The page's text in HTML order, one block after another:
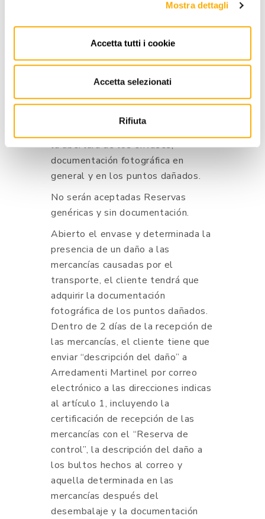
Mostra dettagli
Accetta tutti i cookie
Accetta selezionati
Rifiuta
, el cliente tiene que
“reserva de control” declarándolo
personalmente y detalladamente,
en forma escrita y en todas las
copias de los recibos de la entrega,
el daño externo de los bultos
la abertura de los envases,
documentación fotográfica en
general y en los puntos dañados.
No serán aceptadas Reservas
genéricas y sin documentación.
Abierto el envase y determinada la
presencia de un daño a las
mercancías causadas por el
transporte, el cliente tendrá que
adquirir la documentación
fotográfica de los puntos dañados.
Dentro de 2 días de la recepción de
las mercancías, el cliente tiene que
enviar “descripción del daño” a
Arredamenti Martinel por correo
electrónico a las direcciones indicas
al artículo 1, incluyendo la
certificación de recepción de las
mercancías con el “Reserva de
control”, la descripción del daño a
los bultos hechos al correo y
aquella determinada en las
mercancías después del
desembalaje y la documentación